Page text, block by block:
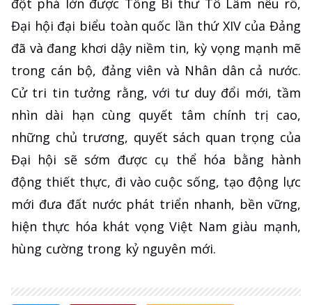
đột phá lớn được Tổng Bí thư Tô Lâm nêu rõ,
Đại hội đại biểu toàn quốc lần thứ XIV của Đảng
đã và đang khơi dậy niềm tin, kỳ vọng mạnh mẽ
trong cán bộ, đảng viên và Nhân dân cả nước.
Cử tri tin tưởng rằng, với tư duy đổi mới, tầm
nhìn dài hạn cùng quyết tâm chính trị cao,
những chủ trương, quyết sách quan trọng của
Đại hội sẽ sớm được cụ thể hóa bằng hành
động thiết thực, đi vào cuộc sống, tạo động lực
mới đưa đất nước phát triển nhanh, bền vững,
hiện thực hóa khát vọng Việt Nam giàu mạnh,
hùng cường trong kỷ nguyên mới.